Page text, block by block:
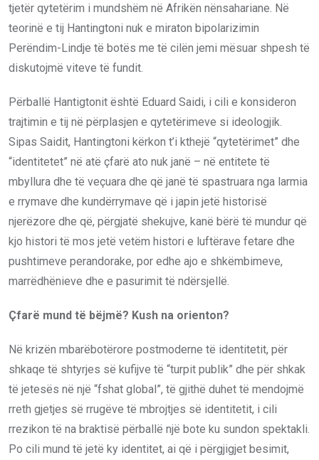
tjetër qytetërim i mundshëm në Afrikën nënsahariane. Në
teorinë e tij Hantingtoni nuk e miraton bipolarizimin
Perëndim-Lindje të botës me të cilën jemi mësuar shpesh të
diskutojmë viteve të fundit.
Përballë Hantigtonit është Eduard Saidi, i cili e konsideron
trajtimin e tij në përplasjen e qytetërimeve si ideologjik.
Sipas Saidit, Hantingtoni kërkon t’i kthejë “qytetërimet” dhe
“identitetet” në atë çfarë ato nuk janë – në entitete të
mbyllura dhe të veçuara dhe që janë të spastruara nga larmia
e rrymave dhe kundërrymave që i japin jetë historisë
njerëzore dhe që, përgjatë shekujve, kanë bërë të mundur që
kjo histori të mos jetë vetëm histori e luftërave fetare dhe
pushtimeve perandorake, por edhe ajo e shkëmbimeve,
marrëdhënieve dhe e pasurimit të ndërsjellë.
Çfarë mund të bëjmë? Kush na orienton?
Në krizën mbarëbotërore postmoderne të identitetit, për
shkaqe të shtyrjes së kufijve të “turpit publik” dhe për shkak
të jetesës në një “fshat global”, të gjithë duhet të mendojmë
rreth gjetjes së rrugëve të mbrojtjes së identitetit, i cili
rrezikon të na braktisë përballë një bote ku sundon spektakli.
Po cili mund të jetë ky identitet, ai që i përgjigjet besimit,